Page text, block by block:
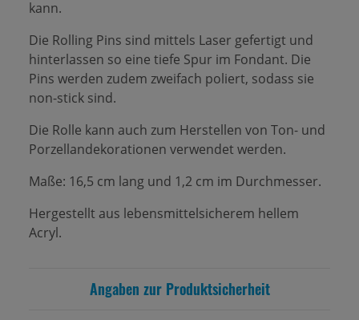
kann.
Die Rolling Pins sind mittels Laser gefertigt und
hinterlassen so eine tiefe Spur im Fondant. Die
Pins werden zudem zweifach poliert, sodass sie
non-stick sind.
Die Rolle kann auch zum Herstellen von Ton- und
Porzellandekorationen verwendet werden.
Maße: 16,5 cm lang und 1,2 cm im Durchmesser.
Hergestellt aus lebensmittelsicherem hellem
Acryl.
Angaben zur Produktsicherheit